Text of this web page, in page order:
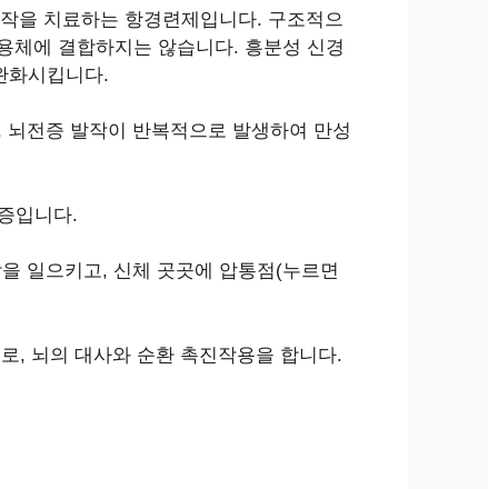
을 치료하는 항경련제입니다. 구조적으
체에 결합하지는 않습니다. 흥분성 신경
화시킵니다.
전증 발작이 반복적으로 발생하여 만성
입니다.
일으키고, 신체 곳곳에 압통점(누르면
, 뇌의 대사와 순환 촉진작용을 합니다.